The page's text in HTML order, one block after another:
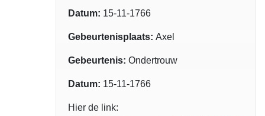
Datum: 15-11-1766
Gebeurtenisplaats: Axel
Gebeurtenis: Ondertrouw
Datum: 15-11-1766
Hier de link: